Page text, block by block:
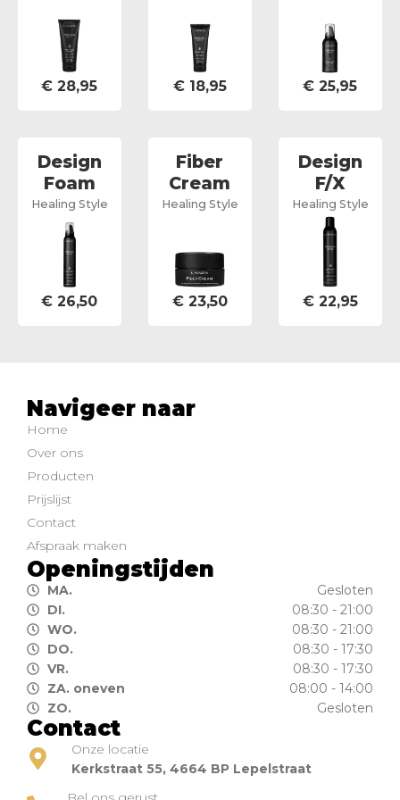
€ 28,95 €18,95 € 25,95
Design
Foam
Healing Style
€ 26,50
Fiber
Cream
Healing Style
€23,50
Design
F/X
Healing Style
€22,95
Navigeer naar
Home
Over ons
Producten
Prijslijst
Contact
Afspraak maken
Openingstijden
MA.
Gesloten
DI.
08:30 - 21:00
WO.
08:30 - 21:00
DO.
08:30 - 17:30
VR.
08:30 - 17:30
ZA. oneven
08:00 - 14:00
ZO.
Gesloten
Contact
Onze locatie
Kerkstraat 55, 4664 BP Lepelstraat